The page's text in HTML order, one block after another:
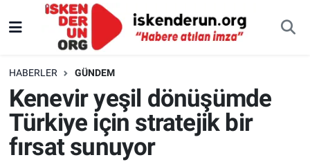
HABERLER GÜNDEM
Kenevir yeşil dönüşümde
Türkiye için stratejik bir
fırsat sunuyor